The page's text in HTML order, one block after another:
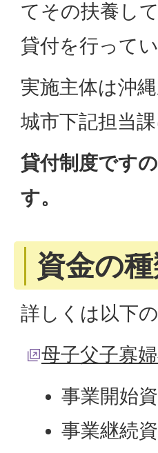
てその扶養し
貸付を行ってい
実施主体は沖
城市下記担当
貸付制度です
す。
資金の
詳しくは以下
母子父子寡
事業開始
事業継続